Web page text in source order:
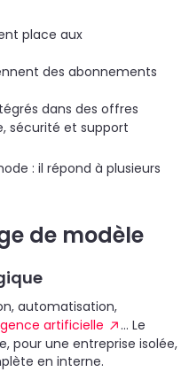
place aux
des abonnements
dans des offres
sécurité et support
: il répond à plusieurs
de modèle
automatisation,
artificielle
… Le
pour une entreprise isolée,
en interne.